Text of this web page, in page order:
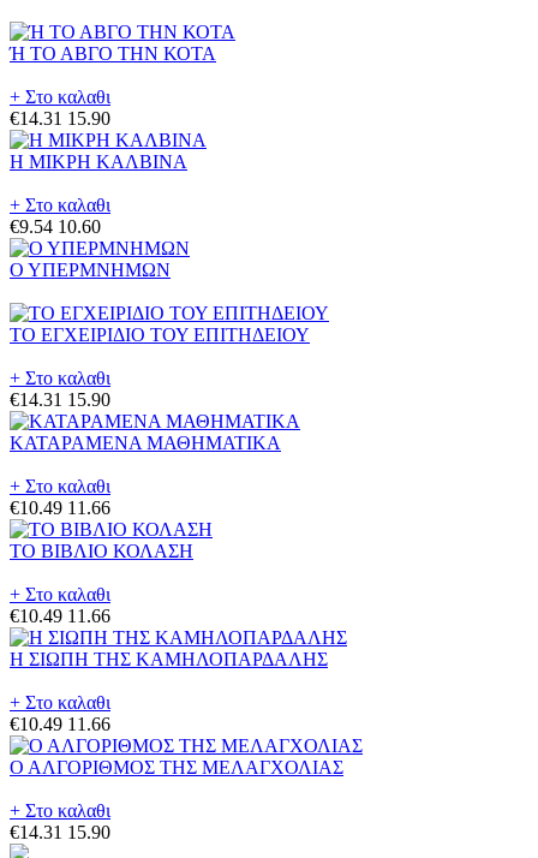
Ή ΤΟ ΑΒΓΟ ΤΗΝ ΚΟΤΑ
+ Στο καλαθι
€14.31 15.90
Η ΜΙΚΡΗ ΚΑΛΒΙΝΑ
+ Στο καλαθι
€9.54 10.60
Ο ΥΠΕΡΜΝΗΜΩΝ
ΤΟ ΕΓΧΕΙΡΙΔΙΟ ΤΟΥ ΕΠΙΤΗΔΕΙΟΥ
+ Στο καλαθι
€14.31 15.90
ΚΑΤΑΡΑΜΕΝΑ ΜΑΘΗΜΑΤΙΚΑ
+ Στο καλαθι
€10.49 11.66
ΤΟ ΒΙΒΛΙΟ ΚΟΛΑΣΗ
+ Στο καλαθι
€10.49 11.66
Η ΣΙΩΠΗ ΤΗΣ ΚΑΜΗΛΟΠΑΡΔΑΛΗΣ
+ Στο καλαθι
€10.49 11.66
Ο ΑΛΓΟΡΙΘΜΟΣ ΤΗΣ ΜΕΛΑΓΧΟΛΙΑΣ
+ Στο καλαθι
€14.31 15.90